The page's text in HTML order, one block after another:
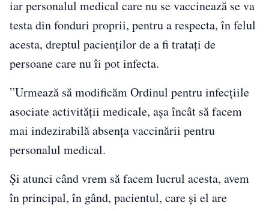
iar personalul medical care nu se vaccinează se va
testa din fonduri proprii, pentru a respecta, în felul
acesta, dreptul pacienților de a fi tratați de
persoane care nu îi pot infecta.
”Urmează să modificăm Ordinul pentru infecţiile
asociate activităţii medicale, aşa încât să facem
mai indezirabilă absenţa vaccinării pentru
personalul medical.
Şi atunci când vrem să facem lucrul acesta, avem
în principal, în gând, pacientul, care şi el are